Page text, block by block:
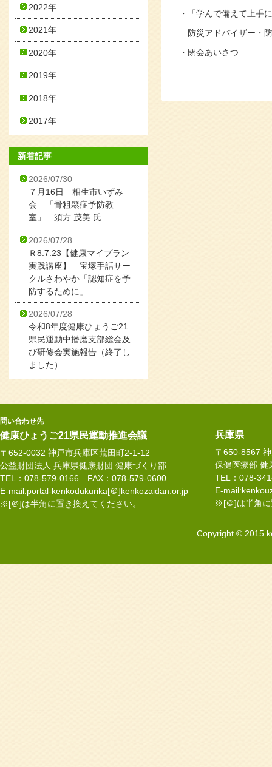
・「学んで備えて上手
防災アドバイザー・
・閉会あいさつ
2022年
2021年
2020年
2019年
2018年
2017年
新着記事
2026/07/30
７月16日 相生市いずみ
会 「骨粗鬆症予防教
室」 須方 茂美 氏
2026/07/28
Ｒ8.7.23【健康マイプラン
実践講座】 宝塚手話サー
クルさわやか「認知症を予
防するために」
2026/07/28
令和8年度健康ひょうご21
県民運動中播磨支部総会及
び研修会実施報告（終了し
ました）
問い合わせ先
健康ひょうご21県民運動推進会議
〒652-0032 神戸市兵庫区荒田町2-1-12
公益財団法人 兵庫県健康財団 健康づくり部
TEL：078-579-0166 FAX：078-579-0600
E-mail:portal-kenkodukurika[＠]kenkozaidan.or.jp
※[＠]は半角に置き換えてください。
兵庫県
〒650-8567
保健医療部 健
TEL：078-
E-
※[＠]は半角に
Copyright © 2015